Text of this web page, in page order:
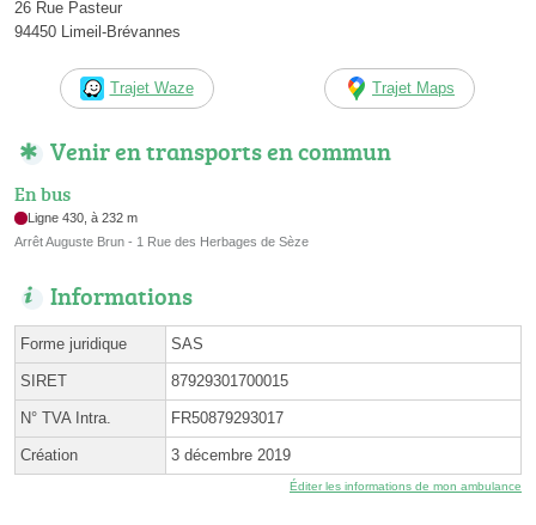
26 Rue Pasteur
94450 Limeil-Brévannes
Trajet Waze Trajet Maps
Venir en transports en commun
En bus
Ligne 430, à 232 m
Arrêt Auguste Brun - 1 Rue des Herbages de Sèze
Informations
Forme juridique SAS
SIRET 87929301700015
N° TVA Intra. FR50879293017
Création 3 décembre 2019
Éditer les informations de mon ambulance